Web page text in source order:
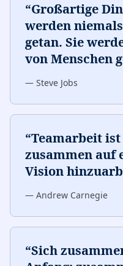
“Großartige
werden
getan. Sie
von Menschen
— Steve Jobs
“Teamarbeit
zusammen auf
Vision
— Andrew Carnegie
“Sich